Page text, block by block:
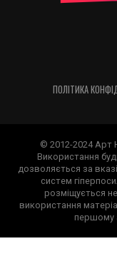
ПОЛІТИКА
© 2012-2024 Арт
Використання
дозволяється за
систем
розміщується
використання
першому